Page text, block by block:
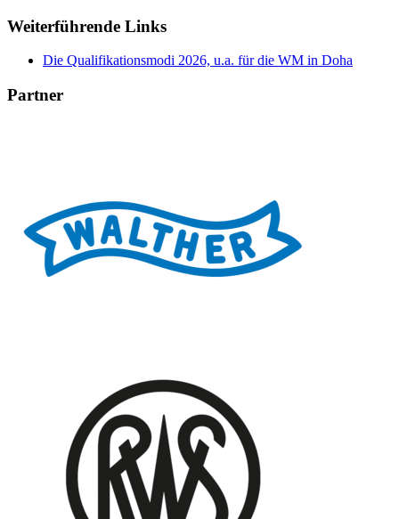
Weiterführende Links
Die Qualifikationsmodi 2026, u.a. für die WM in Doha
Partner